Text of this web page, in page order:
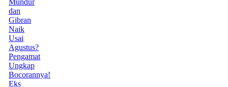
dan
Gibran
Naik
Usai
Agustus?
Pengamat
Ungkap
Bocorannya!
Eks